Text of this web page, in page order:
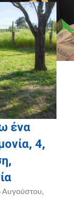
ένα
4,
Αυγούστου,